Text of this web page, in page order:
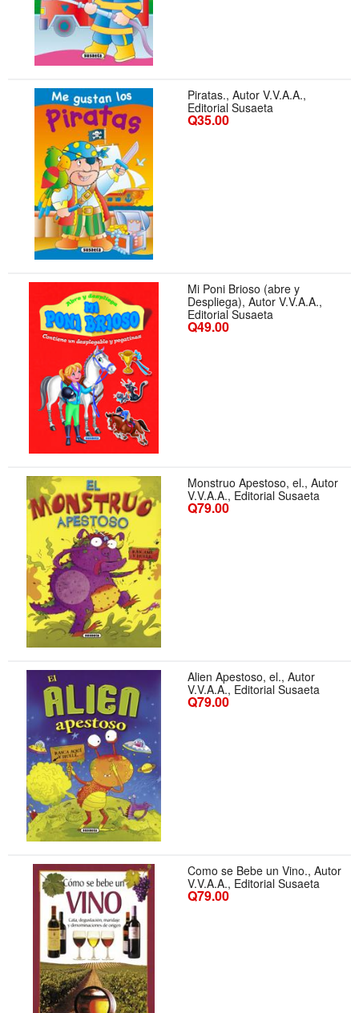
Piratas., Autor V.V.A.A.,
Editorial Susaeta
Q35.00
Mi Poni Brioso (abre y
Despliega), Autor V.V.A.A.,
Editorial Susaeta
Q49.00
Monstruo Apestoso, el., Autor
V.V.A.A., Editorial Susaeta
Q79.00
Alien Apestoso, el., Autor
V.V.A.A., Editorial Susaeta
Q79.00
Como se Bebe un Vino., Autor
V.V.A.A., Editorial Susaeta
Q79.00